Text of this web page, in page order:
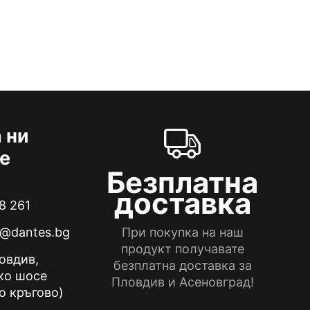
261
шосе
кръгово)
Безплатна
доставка
При покупка на наш
продукт получавате
безплатна доставка за
Пловдив и Асеновград!